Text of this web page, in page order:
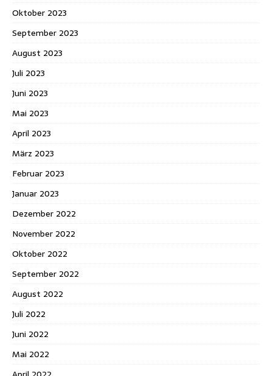
Oktober 2023
September 2023
August 2023
Juli 2023
Juni 2023
Mai 2023
April 2023
März 2023
Februar 2023
Januar 2023
Dezember 2022
November 2022
Oktober 2022
September 2022
August 2022
Juli 2022
Juni 2022
Mai 2022